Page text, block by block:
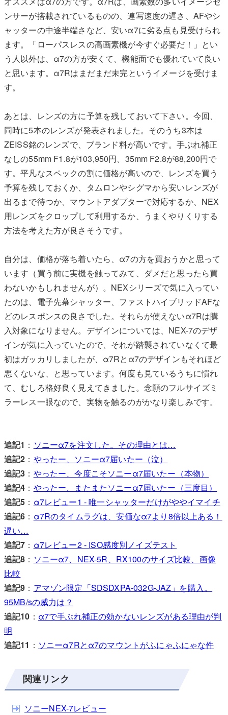
ンサーが搭載されているものの、連写速度の遅さ、AFやシ
ャッターの中途半端さなど、安いα7に劣る点も見受けられ
ます。「ローパスレスの高画素機が今すぐ必要だ！」とい
う人以外は、α7の方が安くて、機能面でも優れていて良い
と思います。α7Rはまだまだ未完というイメージを受けま
す。
あとは、レンズの方に予算を残しておいて下さい。今回、
同時に5本のレンズが発表されました。そのうち3本は
ZEISS銘のレンズで、ブランド料が高いです。手ぶれ補正
なしの55mm F1.8が103,950円、35mm F2.8が88,200円で
す。平凡なスペックの割に価格が高いので、レンズを買う
予算を残しておくか、タムロンやシグマから安いレンズが
出るまで待つか、マウントアダプターで対応するか、NEX
用レンズをクロップして利用するか、うまくやりくりする
方法を考えた方が良さそうです。
自分は、価格が落ち着いたら、α7の方を買おうかと思って
います（買う前に実機を触ってみて、ダメだと思ったら買
わないかもしれませんが）。NEXシリーズで気に入ってい
たのは、電子先幕シャッター、ファストハイブリッドAFな
どのレスポンスの良さでした。それらが使えないα7Rは購
入対象になりません。デザインについては、NEX-7のデザ
インが気に入っていたので、それが踏襲されていなくて最
初はガッカリしましたが、α7Rとα7のデザインもそれほど
悪くないな、と思っています。何度も見ているうちに慣れ
て、むしろ格好良く見えてきました。念願のフルサイズミ
ラーレス一眼なので、実物を触るのがかなり楽しみです。
追記1 ： ソニーα7を注文した。その理由とは…
追記2 ： やったー、ソニーα7届いたー（泣）
追記3 ： やったー、今度こそソニーα7届いたー（本物）
追記4 ： やったー、またまたソニーα7届いたー（三度目）
追記5 ： α7レビュー1 - 唯一シャッターだけがややイマイチ
追記6 ： α7Rのタイムラグは、安価なα7より8倍以上ある！
遅い…
追記7 ： α7レビュー2 - ISO感度別ノイズテスト
追記8 ： ソニーα7、NEX-5R、RX100のサイズ比較、画像
比較
追記9 ： アマゾン限定「SDSDXPA-032G-JAZ」を購入。
95MB/sの威力は？
追記10 ： α7で手ぶれ補正の効かないレンズがある理由が判
明
追記11 ： ソニーα7Rとα7のマウントがふにゃふにゃな件
関連リンク
ソニーNEX-7レビュー